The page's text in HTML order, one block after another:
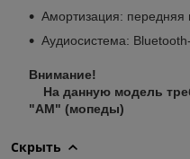
Амортизация: передняя
Аудиосистема:
Внимание!
На данную модель
"АМ" (мопеды)
Скрыть